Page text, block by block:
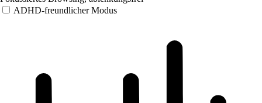
ADHD-freundlicher Modus